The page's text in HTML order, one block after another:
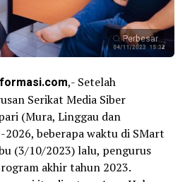
Perbesar
,- Setelah
Serikat Media Siber
(Mura, Linggau dan
beberapa waktu di SMart
(3/10/2023) lalu, pengurus
akhir tahun 2023.